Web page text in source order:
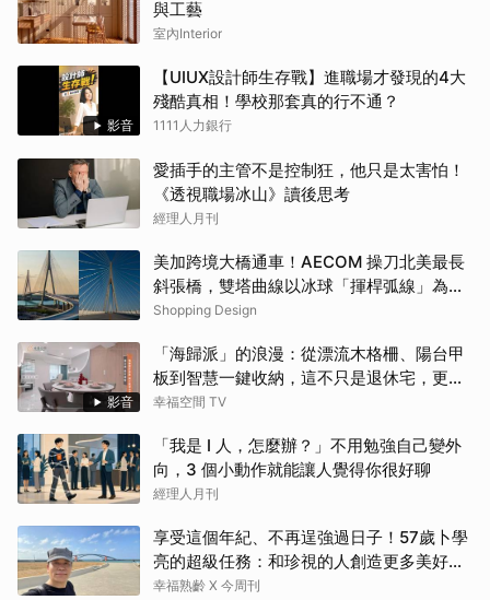
與工藝
室內Interior
影音
【UIUX設計師生存戰】進職場才發現的4大
殘酷真相！學校那套真的行不通？
1111人力銀行
愛插手的主管不是控制狂，他只是太害怕！
《透視職場冰山》讀後思考
經理人月刊
美加跨境大橋通車！AECOM 操刀北美最長
斜張橋，雙塔曲線以冰球「揮桿弧線」為靈
感
Shopping Design
影音
「海歸派」的浪漫：從漂流木格柵、陽台甲
板到智慧一鍵收納，這不只是退休宅，更是
遊子的心靈港灣！！
幸福空間 TV
「我是 I 人，怎麼辦？」不用勉強自己變外
向，3 個小動作就能讓人覺得你很好聊
經理人月刊
享受這個年紀、不再逞強過日子！57歲卜學
亮的超級任務：和珍視的人創造更多美好記
憶
幸福熟齡 X 今周刊